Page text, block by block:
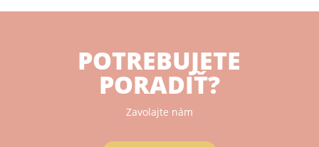
POTREBUJETE
PORADIŤ?
Zavolajte nám